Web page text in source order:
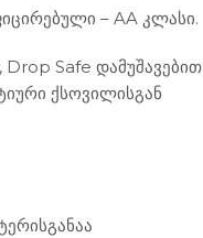
– AA კლასი.
Safe დამუშავებით
ქსოვილისგან